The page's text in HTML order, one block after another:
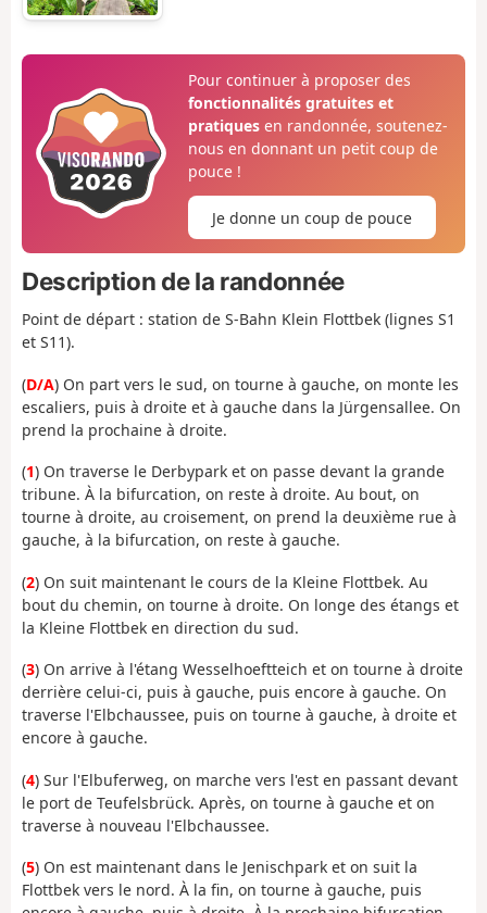
Pour continuer à proposer des
fonctionnalités gratuites et
pratiquesen randonnée, soutenez-
nous en donnant un petit coup de
pouce !
Je donne un coup de pouce
Description de la randonnée
Point de départ : station de S-Bahn Klein Flottbek (lignes S1
et S11).
(D/A) On part vers le sud, on tourne à gauche, on monte les
escaliers, puis à droite et à gauche dans la Jürgensallee. On
prend la prochaine à droite.
(1) On traverse le Derbypark et on passe devant la grande
tribune. À la bifurcation, on reste à droite. Au bout, on
tourne à droite, au croisement, on prend la deuxième rue à
gauche, à la bifurcation, on reste à gauche.
(2) On suit maintenant le cours de la Kleine Flottbek. Au
bout du chemin, on tourne à droite. On longe des étangs et
la Kleine Flottbek en direction du sud.
(3) On arrive à l'étang Wesselhoeftteich et on tourne à droite
derrière celui-ci, puis à gauche, puis encore à gauche. On
traverse l'Elbchaussee, puis on tourne à gauche, à droite et
encore à gauche.
(4) Sur l'Elbuferweg, on marche vers l'est en passant devant
le port de Teufelsbrück. Après, on tourne à gauche et on
traverse à nouveau l'Elbchaussee.
(5) On est maintenant dans le Jenischpark et on suit la
Flottbek vers le nord. À la fin, on tourne à gauche, puis